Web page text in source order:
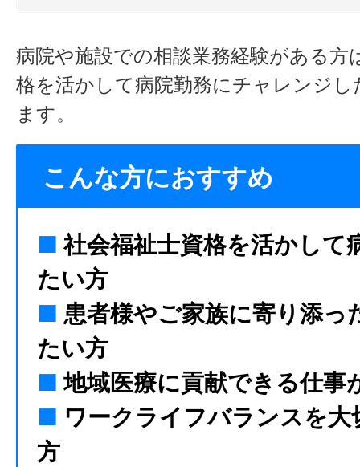
病院や施設での相談業務経験がある方
格を活かして病院勤務にチャレンジし
ます。
こんな方におすすめ
■社会福祉士資格を活かして
たい方
■ 患者様やご家族に寄り添っ
たい方
■地域医療に貢献できる仕事
■ ワークライフバランスを大
方